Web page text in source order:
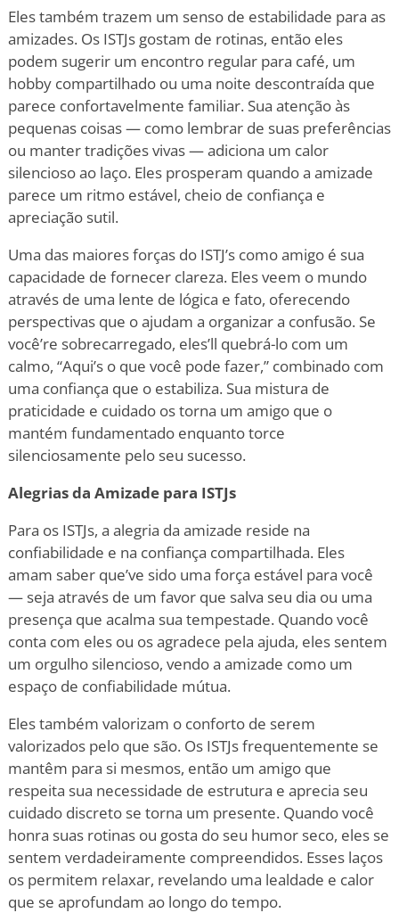
Eles também trazem um senso de estabilidade para as
amizades. Os ISTJs gostam de rotinas, então eles
podem sugerir um encontro regular para café, um
hobby compartilhado ou uma noite descontraída que
parece confortavelmente familiar. Sua atenção às
pequenas coisas — como lembrar de suas preferências
ou manter tradições vivas — adiciona um calor
silencioso ao laço. Eles prosperam quando a amizade
parece um ritmo estável, cheio de confiança e
apreciação sutil.
Uma das maiores forças do ISTJ’s como amigo é sua
capacidade de fornecer clareza. Eles veem o mundo
através de uma lente de lógica e fato, oferecendo
perspectivas que o ajudam a organizar a confusão. Se
você’re sobrecarregado, eles’ll quebrá-lo com um
calmo, “Aqui’s o que você pode fazer,” combinado com
uma confiança que o estabiliza. Sua mistura de
praticidade e cuidado os torna um amigo que o
mantém fundamentado enquanto torce
silenciosamente pelo seu sucesso.
Alegrias da Amizade para ISTJs
Para os ISTJs, a alegria da amizade reside na
confiabilidade e na confiança compartilhada. Eles
amam saber que’ve sido uma força estável para você
— seja através de um favor que salva seu dia ou uma
presença que acalma sua tempestade. Quando você
conta com eles ou os agradece pela ajuda, eles sentem
um orgulho silencioso, vendo a amizade como um
espaço de confiabilidade mútua.
Eles também valorizam o conforto de serem
valorizados pelo que são. Os ISTJs frequentemente se
mantêm para si mesmos, então um amigo que
respeita sua necessidade de estrutura e aprecia seu
cuidado discreto se torna um presente. Quando você
honra suas rotinas ou gosta do seu humor seco, eles se
sentem verdadeiramente compreendidos. Esses laços
os permitem relaxar, revelando uma lealdade e calor
que se aprofundam ao longo do tempo.